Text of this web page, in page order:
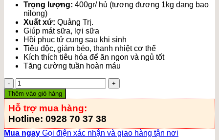
Trọng lượng: 400gr/ hủ (tương đương 1kg dạng bao
nilong)
Xuất xứ: Quảng Trị.
Giúp mát sữa, lợi sữa
Hồi phục tử cung sau khi sinh
Tiêu độc, giảm béo, thanh nhiệt cơ thể
Kích thích tiêu hóa để ăn ngon và ngủ tốt
Tăng cường tuần hoàn máu
Cao
Chè
Vằng
Lợi
Sữa,
Cân
Thêm vào giỏ hàng
Hỗ trợ mua hàng:
Hotline: 0928 70 37 38
Mua ngay Gọi điện xác nhận và giao hàng tận nơi